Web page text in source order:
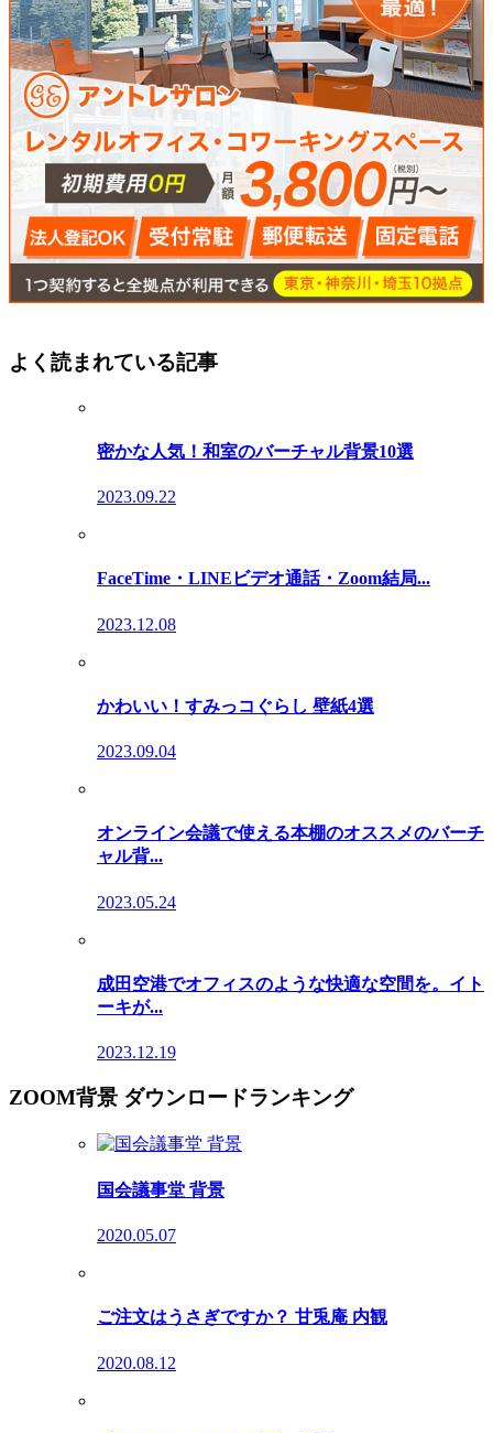
よく読まれている記事
密かな人気！和室のバーチャル背景10選
2023.09.22
FaceTime・LINEビデオ通話・Zoom結局...
2023.12.08
かわいい！すみっコぐらし 壁紙4選
2023.09.04
オンライン会議で使える本棚のオススメのバーチ
ャル背...
2023.05.24
成田空港でオフィスのような快適な空間を。イト
ーキが...
2023.12.19
ZOOM背景 ダウンロードランキング
国会議事堂 背景
2020.05.07
ご注文はうさぎですか？ 甘兎庵 内観
2020.08.12